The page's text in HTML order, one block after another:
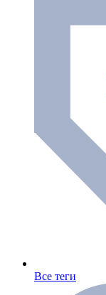
Все теги